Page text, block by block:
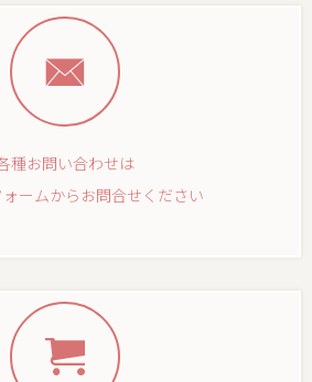
種お問い合わせは
ォームからお問合せください